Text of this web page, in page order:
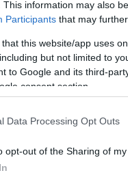
This information may also
Participants that may
that this website/app uses
but not limited to
to Google and its third-
consent section.
Data Processing Opt Outs
opt-out of the Sharing of my
birtoklásával
emlegetnek
A Greensboro
érvényes
szembeni
is vádolták.
világos, Routh